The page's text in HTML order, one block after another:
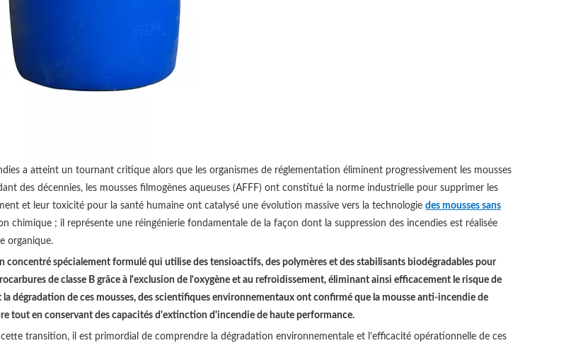
a atteint un tournant critique alors que les organismes de réglementation éliminent progressivement les mousses
des décennies, les mousses filmogènes aqueuses (AFFF) ont constitué la norme industrielle pour supprimer les
et leur toxicité pour la santé humaine ont catalysé une évolution massive vers la technologie des mousses sans
chimique ; il représente une réingénierie fondamentale de la façon dont la suppression des incendies est réalisée
organique.
concentré spécialement formulé qui utilise des tensioactifs, des polymères et des stabilisants biodégradables pour
de classe B grâce à l'exclusion de l'oxygène et au refroidissement, éliminant ainsi efficacement le risque de
dégradation de ces mousses, des scientifiques environnementaux ont confirmé que la mousse anti-incendie de
tout en conservant des capacités d'extinction d'incendie de haute performance.
transition, il est primordial de comprendre la dégradation environnementale et l’efficacité opérationnelle de ces